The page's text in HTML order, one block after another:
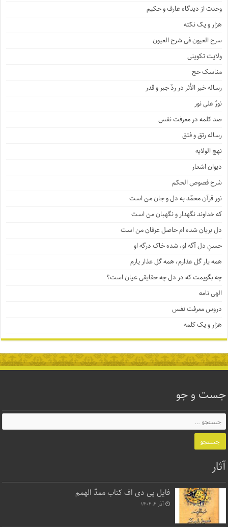
وحدت از دیدگاه عارف و حکیم
هزار و یک نکته
سرح العیون فی شرح العیون
ولایت تکوینی
مناسک حج
رساله خیر الأثر در ردّ جبر و قدر
نورٌ علی نور
صد کلمه در معرفت نفس
رساله رتق و فتق
نهج الولایه
دیوان اشعار
شرح فصوص الحکم
نور قرآن محمّد به دل و جان من است
که خداوند نگهدار و نگهبان من است
دل بریان شده ام حاصل عرفان من است
حسنِ دل آگه او، شده خاک درگه او
همه یار گل عذارم، همه گل عذار یارم
چه بگویمت که در دل چه حقایقی عیان است؟
الهی نامه
دروس معرفت نفس
هزار و یک کلمه
جست و جو
آثار
فایل پی دی اف کتاب ممدّ الهمم
آذر ۲, ۱۴۰۲